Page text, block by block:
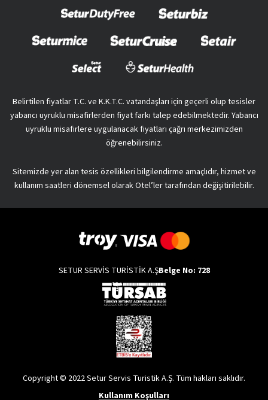
Belirtilen fiyatlar T.C. ve K.K.T.C. vatandaşları için geçerli olup tesisler
yabancı uyruklu misafirlerden fiyat farkı talep edebilmektedir. Yabancı
uyruklu misafirlere uygulanacak fiyatları çağrı merkezimizden
öğrenebilirsiniz.
Sitemizde yer alan tesis özellikleri bilgilendirme amaçlıdır, hizmet ve
kullanım saatleri dönemsel olarak Otel’ler tarafından değişitirilebilir.
SETUR SERVİS TURİSTİK A.ŞBelge No: 728
Copyright © 2022 Setur Servis Turistik A.Ş. Tüm hakları saklıdır.
Kullanım Koşulları